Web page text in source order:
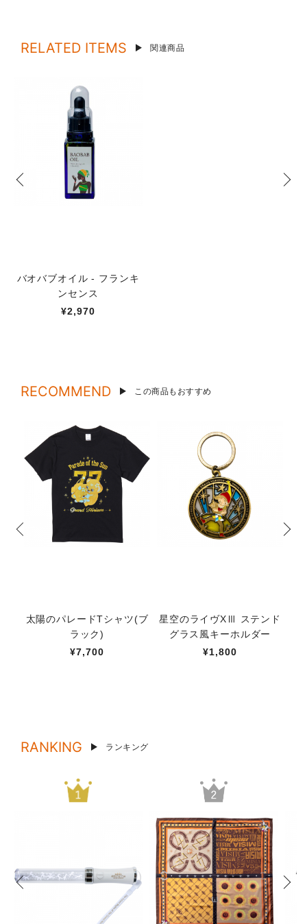
RELATED ITEMS 関連商品
バオバブオイル - フランキ
ンセンス
¥2,970
RECOMMEND この商品もおすすめ
太陽のパレードTシャツ(ブ
ラック)
¥7,700
星空のライヴXⅢ ステンド
グラス風キーホルダー
¥1,800
RANKING ランキング